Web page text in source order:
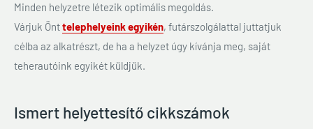
Minden helyzetre létezik optimális megoldás.
Várjuk Önttelephelyeink egyikén, futárszolgálattal juttatjuk
célba az alkatrészt, de ha a helyzet úgy kívánja meg, saját
teherautóink egyikét küldjük.
Ismert helyettesítő cikkszámok